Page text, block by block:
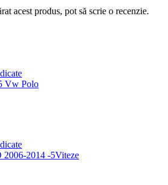
acest produs, pot să scrie o recenzie.
Vw Polo
2014 -5Viteze